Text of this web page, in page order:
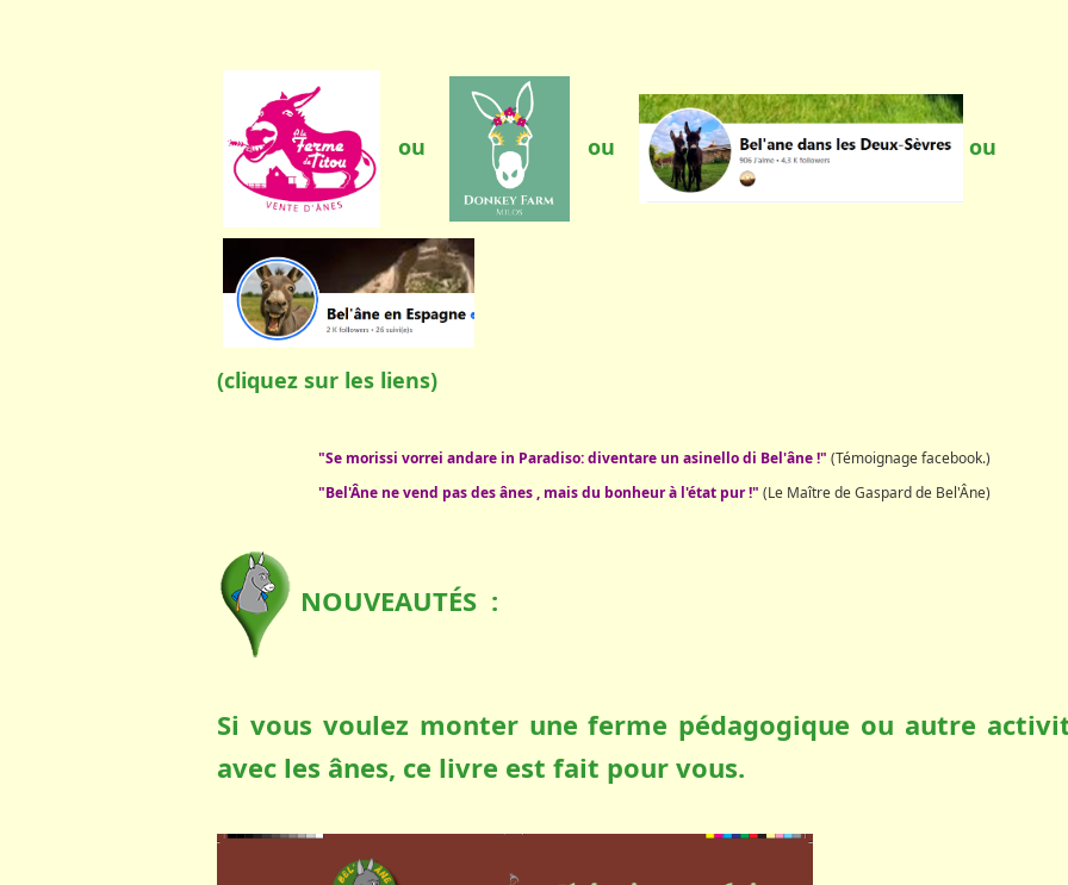
ou ou ou
(cliquez sur les liens)
"Se morissi vorrei andare in Paradiso: diventare un asinello di Bel'âne !" (Témoignage facebook.)
"Bel'Âne ne vend pas des ânes , mais du bonheur à l'état pur !" (Le Maître de Gaspard de Bel'Âne)
NOUVEAUTÉS :
Si vous voulez monter une ferme pédagogique ou autre
avec les ânes, ce livre est fait pour vous.